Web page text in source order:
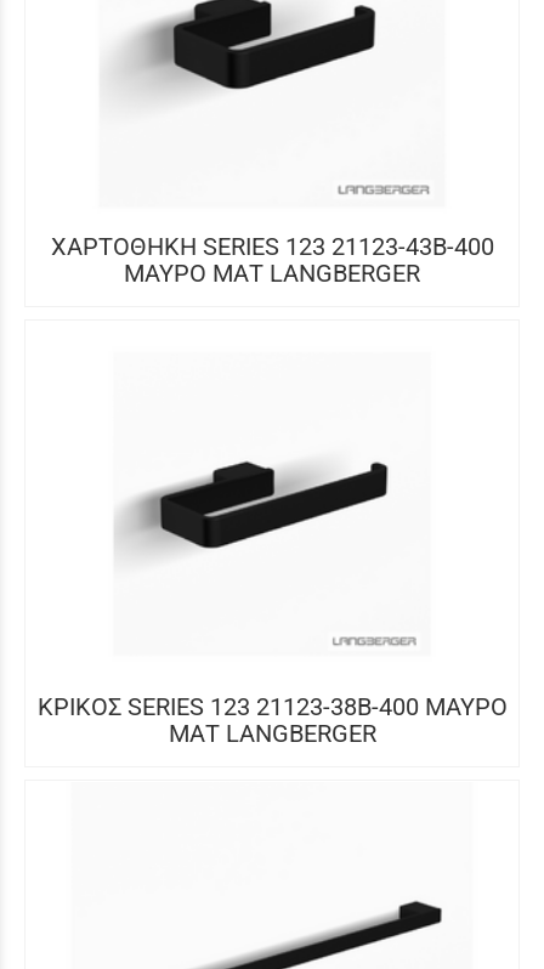
ΧΑΡΤΟΘΗΚΗ SERIES 123 21123-43B-400
ΜΑΥΡΟ ΜΑΤ LANGBERGER
ΚΡΙΚΟΣ SERIES 123 21123-38B-400 ΜΑΥΡΟ
ΜΑΤ LANGBERGER